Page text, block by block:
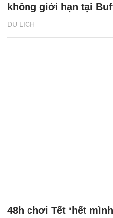
DU LỊCH
không giới hạn tại
48h chơi Tết ‘hết